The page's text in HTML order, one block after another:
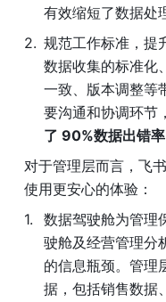
有效缩短了数据处
规范工作标准，提
数据收集的标准化
一致、版本调整等
要沟通和协调环节，
了 90%数据出错率
对于管理层而言，飞
使用更安心的体验：
数据驾驶舱为管理
驶舱及经营管理分
的信息瓶颈。管理
据，包括销售数据